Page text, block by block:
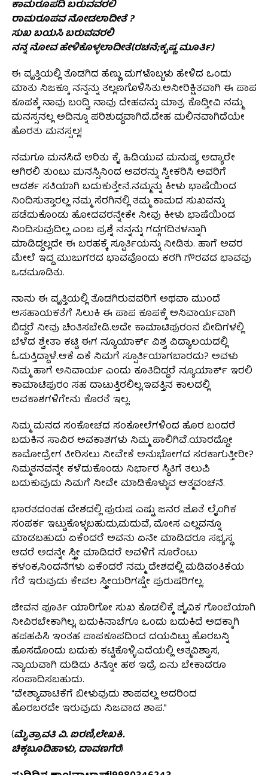
ಕಾಮರೂಪದಿ ಬರುವವರಲಿ
ರಾಮರೂಪವ ನೋಡಲಾದೀತೆ ?
ಸುಖ ಬಯಸಿ ಬರುವವರಲಿ
ನನ್ನ ನೋವ ಹೇಳಿಕೊಳ್ಳಲಾದೀತೆ(ರಚನೆ;ಕೃಷ್ಣ ಮೂರ್ತಿ)
ಈ ವೃತ್ತಿಯಲ್ಲಿ ತೊಡಗಿದ ಹೆಣ್ಣು ಮಗಳೊಬ್ಬಳು ಹೇಳಿದ ಒಂದು
ಮಾತು ನಿಜಕ್ಕೂ ನನ್ನನ್ನು ತಲ್ಲಣಗೊಳಿಸಿತು.ಅನೀರಿಕ್ಷಿತವಾಗಿ ಈ ಪಾಪ
ಕೂಪಕ್ಕೆ ನಾವು ಬಂದ್ವಿ ನಾವು ದೇಹವನ್ನು ಮಾತ್ರ ಕೊಡ್ತೀವಿ ನಮ್ಮ
ಮನಸ್ಸನಲ್ಲ ಅದಿನ್ನೂ ಪರಿಶುದ್ಧವಾಗಿದೆ.ದೇಹ ಮಲಿನವಾಗಿದೆಯೇ
ಹೊರತು ಮನಸ್ಸಲ್ಲ!
ನಮಗೂ ಮನಸಿದೆ ಅರಿತು ಕೈ ಹಿಡಿಯುವ ಮನುಷ್ಯ ಅದ್ಯಾರೇ
ಆಗಿರಲಿ ತುಂಬು ಮನಸ್ಸಿನಿಂದ ಅವರನ್ನು ಸ್ವೀಕರಿಸಿ ಅವರಿಗೆ
ಆದರ್ಶ ಸತಿಯಾಗಿ ಬದುಕುತ್ತೇನೆ.ನಮ್ಮನ್ನು ಕೀಳು ಭಾಷೆಯಿಂದ
ನಿಂದಿಸುತ್ತಾರಲ್ಲ ನಮ್ಮ ಸೆರಗಿನಲ್ಲಿ ತಮ್ಮ ಕಾಮದ ಸುಖವನ್ನು
ಪಡೆದುಕೊಂಡು ಹೋದವರನ್ನೇಕೇ ನೀವು ಕೀಳು ಭಾಷೆಯಿಂದ
ನಿಂದಿಸುವುದಿಲ್ಲ ಎಂಬ ಪ್ರಶ್ನೆ ನನ್ನನ್ನು ಗದ್ಗಗದಿತಳನ್ನಾಗಿ
ಮಾಡಿದ್ದಲ್ಲದೇ ಈ ಬರಹಕ್ಕೆ ಸ್ಪೂರ್ತಿಯನ್ನು ನೀಡಿತು. ಹಾಗೆ ಅವರ
ಮೇಲೆ ಇದ್ದ ಮುಜುಗರದ ಭಾವವೊಂದು ಕರಗಿ ಗೌರವದ ಭಾವವು
ಒಡಮೂಡಿತು.
ನಾನು ಈ ವೃತ್ತಿಯಲ್ಲಿ ತೊಡಗಿರುವವರಿಗೆ ಅಥವಾ ಮುಂದೆ
ಅಸಹಾಯಕತೆಗೆ ಸಿಲುಕಿ ಈ ಪಾಪ ಕೂಪಕ್ಕೆ ಅನಿವಾರ್ಯವಾಗಿ
ಬಿದ್ದರೆ ನೀವು ಚಿಂತಿಸಬೇಡಿ.ಅದೇ ಕಾಮಾಟಿಪುರಂನ ಬೀದಿಗಳಲ್ಲಿ
ಬೆಳೆದ ಶ್ವೇತಾ ಕಟ್ಟಿ ಈಗ ನ್ಯೂಯಾರ್ಕ್ ವಿಶ್ವ ವಿದ್ಯಾಲಯದಲ್ಲಿ
ಓದುತ್ತಿದ್ದಾಳೆ.ಆಕೆ ಏಕೆ ನಿಮಗೆ ಸ್ಪೂರ್ತಿಯಾಗಬಾರದು? ಅವಳು
ನಿಮ್ಮ ಹಾಗೆ ಅನಿವಾರ್ಯ ಎಂದು ಕೂತಿದಿದ್ದರೆ ನ್ಯೂಯಾರ್ಕ್ ಇರಲಿ
ಕಾಮಾಟಿಪುರಂ ಸಹ ದಾಟುತ್ತಿರಲಿಲ್ಲ‌.ಇವತ್ತಿನ ಕಾಲದಲ್ಲಿ
ಅವಕಾಶಗಳಿಗೇನು ಕೊರತೆ ಇಲ್ಲ.
ನಿಮ್ಮ ಮನದ ಸಂಕೋಚದ ಸಂಕೋಲೆಗಳಿಂದ ಹೊರ ಬಂದರೆ
ಬದುಕಿನ ಸಾವಿರ ಅವಕಾಶಗಳು ನಿಮ್ಮ ಪಾಲಿಗಿವೆ.ಯಾರದ್ದೋ
ಕಾಮೋದ್ರೇಗ ತೀರಿಸಲು ನೀವೇಕೆ ಅನುಭೋಗದ ಸರಕಾಗುತ್ತೀರೀ?
ನಿಮ್ಮತನವನ್ನೇ ಕಳೆದುಕೊಂಡು ನಿರ್ಭಾರ ಸ್ಥಿತಿಗೆ ತಲುಪಿ
ಬದುಕುವುದು ನಿಮಗೆ ನೀವೇ ಮಾಡಿಕೊಳ್ಳುವ ಆತ್ಮವಂಚನೆ.
ಭಾರತದಂತಹ ದೇಶದಲ್ಲಿ ಪುರುಷ ಎಷ್ಟು ಜನರ ಜೊತೆ ಲೈಂಗಿಕ
ಸಂಪರ್ಕ ಇಟ್ಟುಕೊಳ್ಳಬಹುದು,ಮದುವೆ, ಮೋಸ ಎಲ್ಲವನ್ನೂ
ಮಾಡಬಹುದು ಏಕೆಂದರೆ ಅವನು ಏನೇ ಮಾಡಿದರೂ ಸಭ್ಯಸ್ಥ
ಆದರೆ ಅದನ್ನೇ ಸ್ತ್ರೀ ಮಾಡಿದರೆ ಅವಳಿಗೆ ನೂರೆಂಟು
ಕಳಂಕ,ನಿಂದನೆಗಳು ಏಕೆಂದರೆ ನಮ್ಮ ದೇಶದಲ್ಲಿ ಮಡಿವಂತಿಕೆಯ
ಗೆರೆ ಇರುವುದು ಕೇವಲ ಸ್ತ್ರೀಯರಿಗಷ್ಟೇ ಪುರುಷರಿಗಲ್ಲ.
ಜೀವನ ಪೂರ್ತಿ ಯಾರಿಗೋ ಸುಖ ಕೊಡಲಿಕ್ಕೆ ಜೈವಿಕ ಗೊಂಬೆಯಾಗಿ
ನೀವಿರಬೇಕಾಗಿಲ್ಲ, ಬದುಕಿನಾಚೆಗೂ ಒಂದು ಬದುಕಿದೆ ಅದಕ್ಕಾಗಿ
ಹಪಹಪಿಸಿ ಇಂತಹ ಪಾಪಕೂಪದಿಂದ ದಯವಿಟ್ಟು ಹೊರಬನ್ನಿ
ಹೊಸದೊಂದು ಬದುಕು ಕಟ್ಟಿಕೊಳ್ಳಿ.ಎದೆಯಲ್ಲಿ ಆತ್ಮವಿಶ್ವಾಸ,
ನ್ಯಾಯವಾಗಿ ದುಡಿದು ತಿನ್ನೋ ಹಠ ಇದ್ರೆ ಏನು ಬೇಕಾದರೂ
ಸಂಪಾದಿಸಬಹುದು.
“ವೇಶ್ಯಾವಾಟಿಕೆಗೆ ಬೀಳುವುದು ಶಾಪವಲ್ಲ ಅದರಿಂದ
ಹೊರಬರದೇ ಇರುವುದು ನಿಜವಾದ ಶಾಪ.”
(ಮೈತ್ರಾವತಿ ವಿ. ಐರಣಿ,ಲೇಖಕಿ.
ಚಿಕ್ಕಬೂದಿಹಾಳು, ದಾವಣಗೆರೆ)